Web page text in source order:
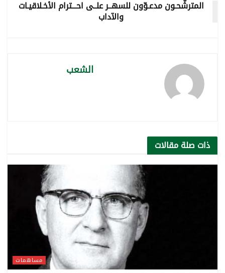
المترشّحـون مدعـوّون للسهــر علــى احـــترام الأخـلاقيـات
والآداب
الشعب
ذات صلةمقالات
مساهمات